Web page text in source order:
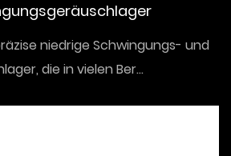
niedrige Schwingungs- und
die in vielen Ber...